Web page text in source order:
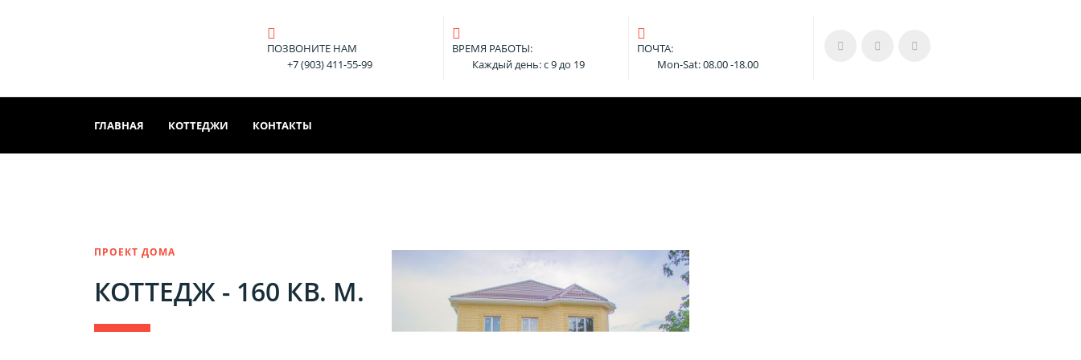
ПОЗВОНИТЕ НАМ
+7 (903) 411-55-99
ВРЕМЯ РАБОТЫ:
Каждый день: с 9 до 19
ПОЧТА:
Mon-Sat: 08.00 -18.00
ГЛАВНАЯ КОТТЕДЖИ КОНТАКТЫ
ПРОЕКТ ДОМА
КОТТЕДЖ - 160 КВ. М.